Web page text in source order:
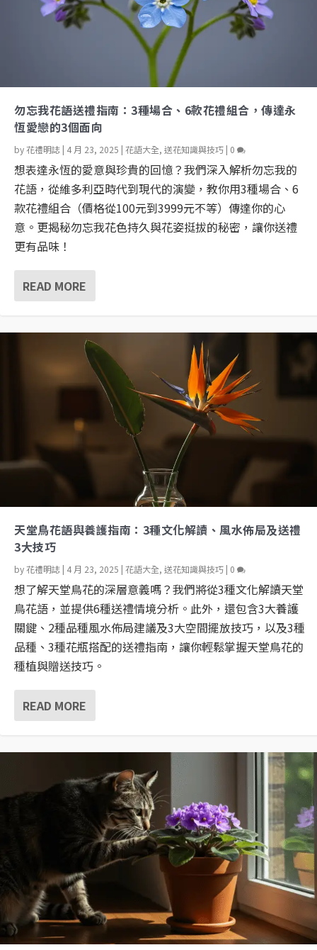
勿忘我花語送禮指南：3種場合、6款花禮組合，傳達永
恆愛戀的3個面向
by花禮明誌 | 4 月 23, 2025 | 花語大全, 送花知識與技巧 | 0
想表達永恆的愛意與珍貴的回憶？我們深入解析勿忘我的
花語，從維多利亞時代到現代的演變，教你用3種場合、6
款花禮組合（價格從100元到3999元不等）傳達你的心
意。更揭秘勿忘我花色持久與花姿挺拔的秘密，讓你送禮
更有品味！
READ MORE
天堂鳥花語與養護指南：3種文化解讀、風水佈局及送禮
3大技巧
by花禮明誌 | 4 月 23, 2025 | 花語大全, 送花知識與技巧 | 0
想了解天堂鳥花的深層意義嗎？我們將從3種文化解讀天堂
鳥花語，並提供6種送禮情境分析。此外，還包含3大養護
關鍵、2種品種風水佈局建議及3大空間擺放技巧，以及3種
品種、3種花瓶搭配的送禮指南，讓你輕鬆掌握天堂鳥花的
種植與贈送技巧。
READ MORE